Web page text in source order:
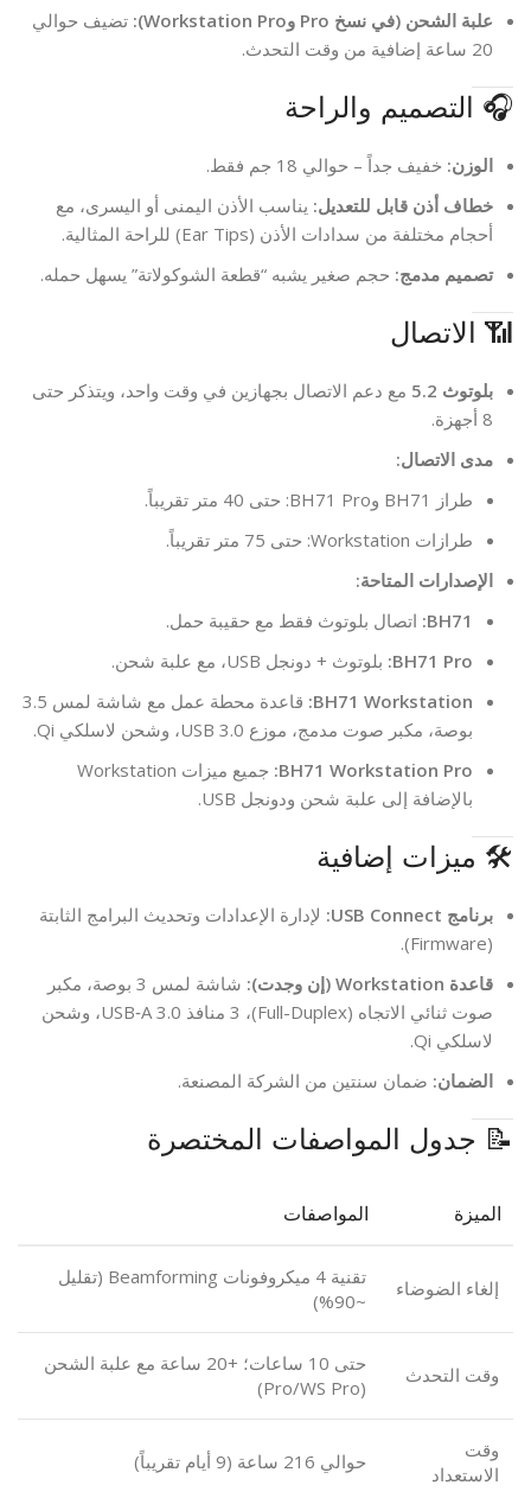
علبة الشحن (في نسخ Pro وWorkstation Pro):
تضيف حوالي
20 ساعة إضافية من وقت التحدث.
🎧 التصميم والراحة
الوزن: خفيف جداً – حوالي 18 جم فقط.
خطاف أذن قابل للتعديل: يناسب الأذن اليمنى أو اليسرى، مع
أحجام مختلفة من سدادات الأذن (Ear Tips) للراحة المثالية.
تصميم مدمج: حجم صغير يشبه “قطعة الشوكولاتة” يسهل حمله.
📶 الاتصال
بلوتوث 5.2
مع دعم الاتصال بجهازين في وقت واحد، ويتذكر حتى
8 أجهزة.
مدى الاتصال:
طراز BH71 وBH71 Pro: حتى 40 متر تقريباً.
طرازات Workstation: حتى 75 متر تقريباً.
الإصدارات المتاحة:
BH71: اتصال بلوتوث فقط مع حقيبة حمل.
BH71 Pro: بلوتوث + دونجل USB، مع علبة شحن.
BH71 Workstation:
قاعدة محطة عمل مع شاشة لمس 3.5
بوصة، مكبر صوت مدمج، موزع USB 3.0، وشحن لاسلكي Qi.
BH71 Workstation Pro:
جميع ميزات Workstation
بالإضافة إلى علبة شحن ودونجل USB.
🛠️ ميزات إضافية
برنامج USB Connect:
لإدارة الإعدادات وتحديث البرامج الثابتة
(Firmware).
قاعدة Workstation (إن وجدت):
شاشة لمس 3 بوصة، مكبر
صوت ثنائي الاتجاه (Full-Duplex)، 3 منافذ USB‑A 3.0، وشحن
لاسلكي Qi.
الضمان: ضمان سنتين من الشركة المصنعة.
📝 جدول المواصفات المختصرة
الميزة المواصفات
إلغاء الضوضاء
تقنية 4 ميكروفونات Beamforming (تقليل
~90%)
وقت التحدث
حتى 10 ساعات؛ +20 ساعة مع علبة الشحن
(Pro/WS Pro)
وقت
الاستعداد
حوالي 216 ساعة (9 أيام تقريباً)